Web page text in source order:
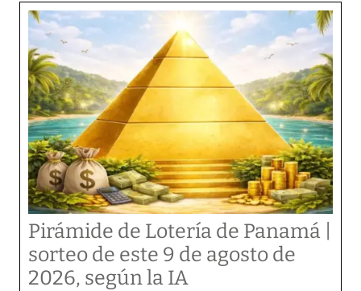
Pirámide de Lotería de Panamá |
sorteo de este 9 de agosto de
2026, según la IA